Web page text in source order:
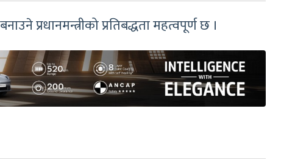
प्रधानमन्त्रीको प्रतिबद्धता महत्वपूर्ण छ ।